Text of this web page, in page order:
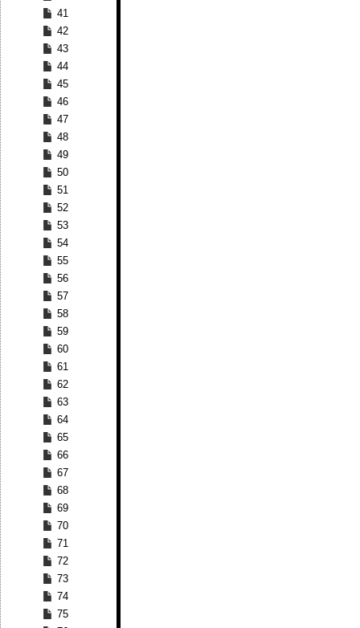
41
42
43
44
45
46
47
48
49
50
51
52
53
54
55
56
57
58
59
60
61
62
63
64
65
66
67
68
69
70
71
72
73
74
75